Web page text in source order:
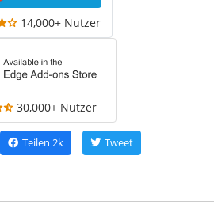
14,000+ Nutzer
30,000+ Nutzer
Teilen 2k Tweet